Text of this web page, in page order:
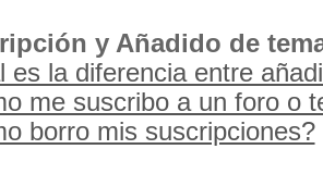
y Añadido de
es la diferencia entre
me suscribo a un foro o
borro mis suscripciones?